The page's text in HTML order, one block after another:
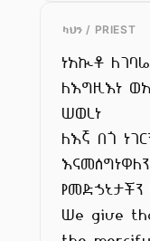
ካህን / PRIEST
ነአኲቶ
ለእግዚእነ
ሠወረነ
ለእኛ በጎ
We give